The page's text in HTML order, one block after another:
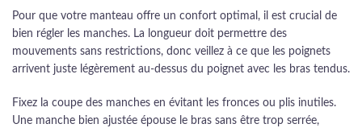
Pour que votre manteau offre un confort optimal, il est crucial de
bien régler les manches. La longueur doit permettre des
mouvements sans restrictions, donc veillez à ce que les poignets
arrivent juste légèrement au-dessus du poignet avec les bras tendus.
Fixez la coupe des manches en évitant les fronces ou plis inutiles.
Une manche bien ajustée épouse le bras sans être trop serrée,